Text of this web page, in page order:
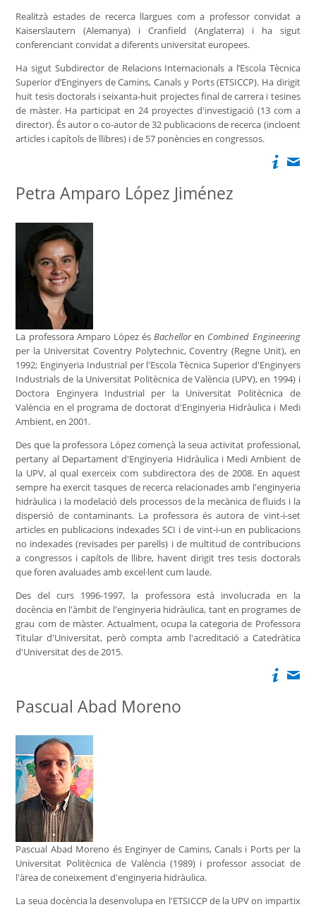
Realitzà estades de recerca llargues com a professor convidat a
Kaiserslautern (Alemanya) i Cranfield (Anglaterra) i ha sigut
conferenciant convidat a diferents universitat europees.
Ha sigut Subdirector de Relacions Internacionals a l’Escola Tècnica
Superior d’Enginyers de Camins, Canals y Ports (ETSICCP). Ha dirigit
huit tesis doctorals i seixanta-huit projectes final de carrera i tesines
de màster. Ha participat en 24 proyectes d'investigació (13 com a
director). És autor o co-autor de 32 publicacions de recerca (incloent
articles i capítols de llibres) i de 57 ponències en congressos.
Petra Amparo López Jiménez
La professora Amparo López ésBachelloren Combined Engineering
per la Universitat Coventry Polytechnic, Coventry (Regne Unit), en
1992; Enginyeria Industrial per l'Escola Tècnica Superior d'Enginyers
Industrials de la Universitat Politècnica de València (UPV), en 1994) i
Doctora Enginyera Industrial per la Universitat Politècnica de
València en el programa de doctorat d'Enginyeria Hidràulica i Medi
Ambient, en 2001.
Des que la professora López començà la seua activitat professional,
pertany al Departament d'Enginyeria Hidràulica i Medi Ambient de
la UPV, al qual exerceix com subdirectora des de 2008. En aquest
sempre ha exercit tasques de recerca relacionades amb l'enginyeria
hidràulica i la modelació dels processos de la mecànica de fluids i la
dispersió de contaminants. La professora és autora de vint-i-set
articles en publicacions indexades SCI i de vint-i-un en publicacions
no indexades (revisades per parells) i de multitud de contribucions
a congressos i capítols de llibre, havent dirigit tres tesis doctorals
que foren avaluades amb excel·lent cum laude.
Des del curs 1996-1997, la professora està involucrada en la
docència en l'àmbit de l'enginyeria hidràulica, tant en programes de
grau com de màster. Actualment, ocupa la categoria de Professora
Titular d'Universitat, però compta amb l'acreditació a Catedràtica
d'Universitat des de 2015.
Pascual Abad Moreno
Pascual Abad Moreno és Enginyer de Camins, Canals i Ports per la
Universitat Politècnica de València (1989) i professor associat de
l'àrea de coneixement d'enginyeria hidràulica.
La seua docència la desenvolupa en l'ETSICCP de la UPV on impartix